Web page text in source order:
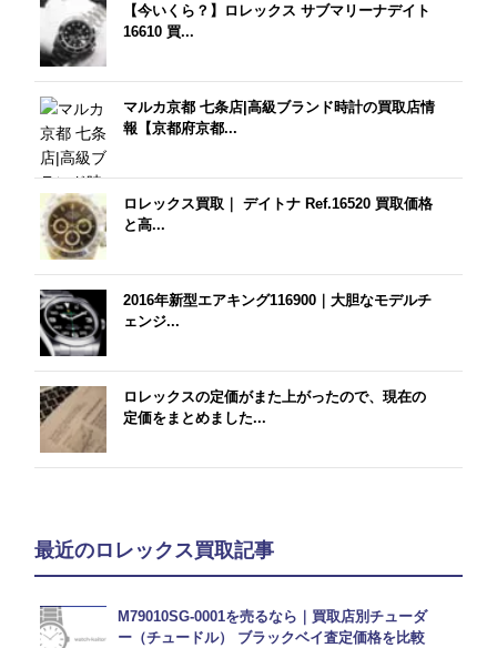
【今いくら？】ロレックス サブマリーナデイト
16610 買...
マルカ京都 七条店|高級ブランド時計の買取店情
報【京都府京都...
ロレックス買取｜ デイトナ Ref.16520 買取価格
と高...
2016年新型エアキング116900｜大胆なモデルチ
ェンジ...
ロレックスの定価がまた上がったので、現在の
定価をまとめました...
最近のロレックス買取記事
M79010SG-0001を売るなら｜買取店別チューダ
ー（チュードル） ブラックベイ査定価格を比較